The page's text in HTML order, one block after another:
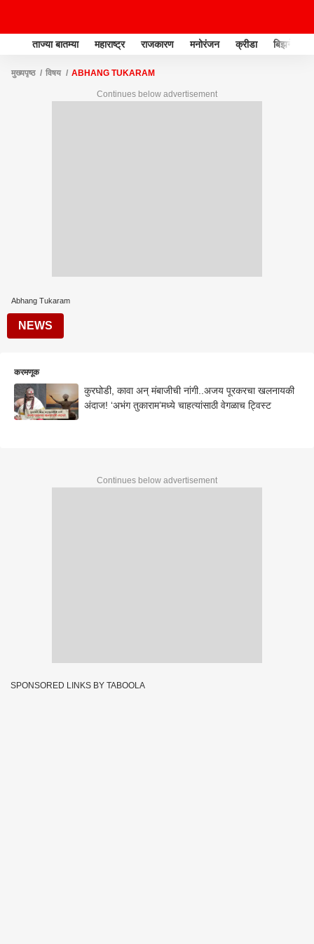
ताज्या बातम्या महाराष्ट्र राजकारण मनोरंजन क्रीडा बिझनेस
मुख्यपृष्ठ विषय ABHANG TUKARAM
Continues below advertisement
Abhang Tukaram
NEWS
करमणूक
कुरघोडी, कावा अन् मंबाजीची नांगी..अजय पूरकरचा खलनायकी
अंदाज! ‘अभंग तुकाराम’मध्ये चाहत्यांसाठी वेगळाच ट्विस्ट
Continues below advertisement
SPONSORED LINKS BY TABOOLA